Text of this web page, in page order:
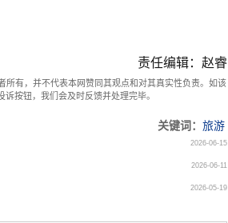
责任编辑：赵睿
有，并不代表本网赞同其观点和对其真实性负责。如该
按钮，我们会及时反馈并处理完毕。
关键词： 旅游
2026-06-15
2026-06-11
2026-05-19